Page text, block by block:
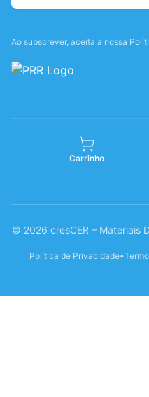
Ao subscrever, aceita a nossa
Carrinho
© 2026 cresCER – Materiais
Política de Privacidade•